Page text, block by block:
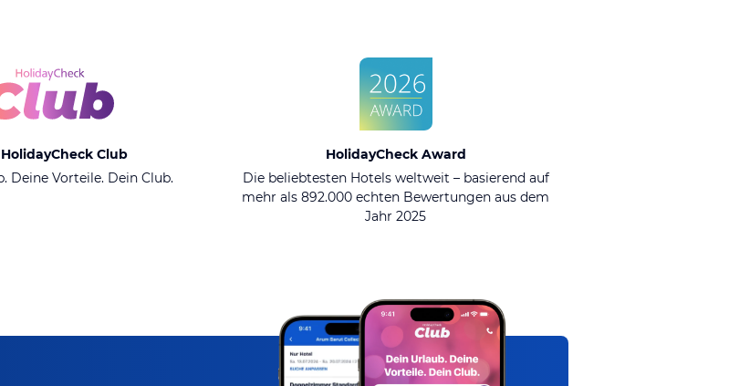
Club
Deine Vorteile. Dein Club.
HolidayCheck Award
Die beliebtesten Hotels weltweit – basierend auf
mehr als 892.000 echten Bewertungen aus dem
Jahr 2025